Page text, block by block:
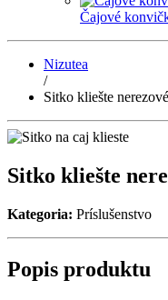
Čajové
Nizutea
/
Sitko kliešte nerezové
Sitko kliešte
Kategoria: Príslušenstvo
Popis produktu